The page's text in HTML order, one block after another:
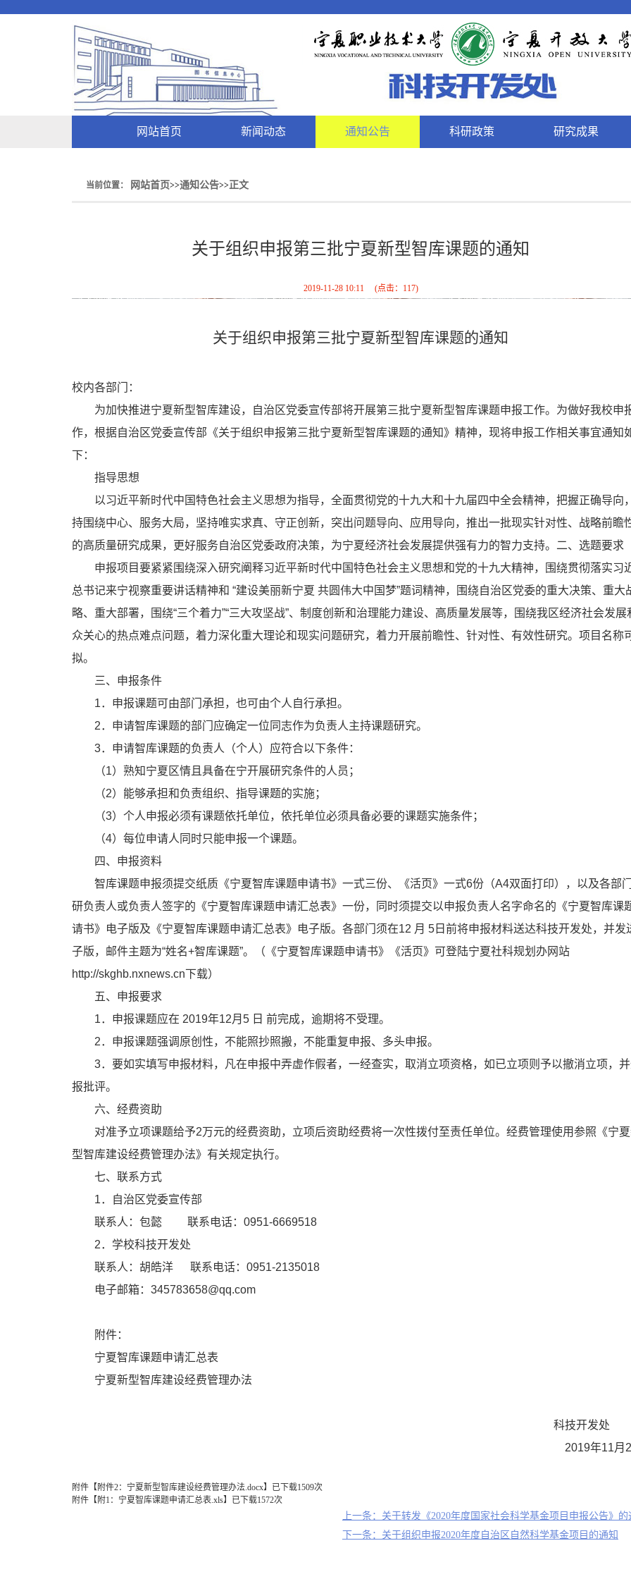
网站首页 新闻动态 通知公告 科研政策 研究成果
当前位置： 网站首页>>通知公告>>正文
关于组织申报第三批宁夏新型智库课题的通知
2019-11-28 10:11 (点击： 117)
关于组织申报第三批宁夏新型智库课题的通知
校内各部门：
为加快推进宁夏新型智库建设，自治区党委宣传部将开展第三批宁夏新型智库课题申报工作。为做好我校申
作，根据自治区党委宣传部《关于组织申报第三批宁夏新型智库课题的通知》精神，现将申报工作相关事宜通知
下：
指导思想
以习近平新时代中国特色社会主义思想为指导，全面贯彻党的十九大和十九届四中全会精神，把握正确导向
持围绕中心、服务大局，坚持唯实求真、守正创新，突出问题导向、应用导向，推出一批现实针对性、战略前瞻
的高质量研究成果，更好服务自治区党委政府决策，为宁夏经济社会发展提供强有力的智力支持。二、选题要求
申报项目要紧紧围绕深入研究阐释习近平新时代中国特色社会主义思想和党的十九大精神，围绕贯彻落实习
总书记来宁视察重要讲话精神和 “建设美丽新宁夏 共圆伟大中国梦”题词精神，围绕自治区党委的重大决策、重大
略、重大部署，围绕“三个着力”“三大攻坚战”、制度创新和治理能力建设、高质量发展等，围绕我区经济社会发展
众关心的热点难点问题，着力深化重大理论和现实问题研究，着力开展前瞻性、针对性、有效性研究。项目名称
拟。
三、申报条件
1．申报课题可由部门承担，也可由个人自行承担。
2．申请智库课题的部门应确定一位同志作为负责人主持课题研究。
3．申请智库课题的负责人（个人）应符合以下条件：
（1）熟知宁夏区情且具备在宁开展研究条件的人员；
（2）能够承担和负责组织、指导课题的实施；
（3）个人申报必须有课题依托单位，依托单位必须具备必要的课题实施条件；
（4）每位申请人同时只能申报一个课题。
四、申报资料
智库课题申报须提交纸质《宁夏智库课题申请书》一式三份、《活页》一式6份（A4双面打印），以及各部
研负责人或负责人签字的《宁夏智库课题申请汇总表》一份，同时须提交以申报负责人名字命名的《宁夏智库课
请书》电子版及《宁夏智库课题申请汇总表》电子版。各部门须在12 月 5日前将申报材料送达科技开发处，并发
子版，邮件主题为“姓名+智库课题”。（《宁夏智库课题申请书》《活页》可登陆宁夏社科规划办网站
http://skghb.nxnews.cn下载）
五、申报要求
1．申报课题应在 2019年12月5 日 前完成，逾期将不受理。
2．申报课题强调原创性，不能照抄照搬，不能重复申报、多头申报。
3．要如实填写申报材料，凡在申报中弄虚作假者，一经查实，取消立项资格，如已立项则予以撤消立项，
报批评。
六、经费资助
对准予立项课题给予2万元的经费资助，立项后资助经费将一次性拨付至责任单位。经费管理使用参照《宁
型智库建设经费管理办法》有关规定执行。
七、联系方式
1．自治区党委宣传部
联系人：包懿 联系电话：0951-6669518
2．学校科技开发处
联系人：胡皓洋 联系电话：0951-2135018
电子邮箱：345783658@qq.com
附件：
宁夏智库课题申请汇总表
宁夏新型智库建设经费管理办法
科技开发处
2019年11月
附件【 附件2：宁夏新型智库建设经费管理办法.docx】 已下载1509次
附件【 附1：宁夏智库课题申请汇总表.xls】 已下载1572次
上一条：关于转发《2020年度国家社会科学基金项目申报公告》的
下一条：关于组织申报2020年度自治区自然科学基金项目的通知